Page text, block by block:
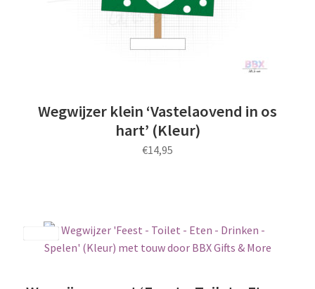
productpagina
Wegwijzer klein ‘Vastelaovend in os
hart’ (Kleur)
€14,95